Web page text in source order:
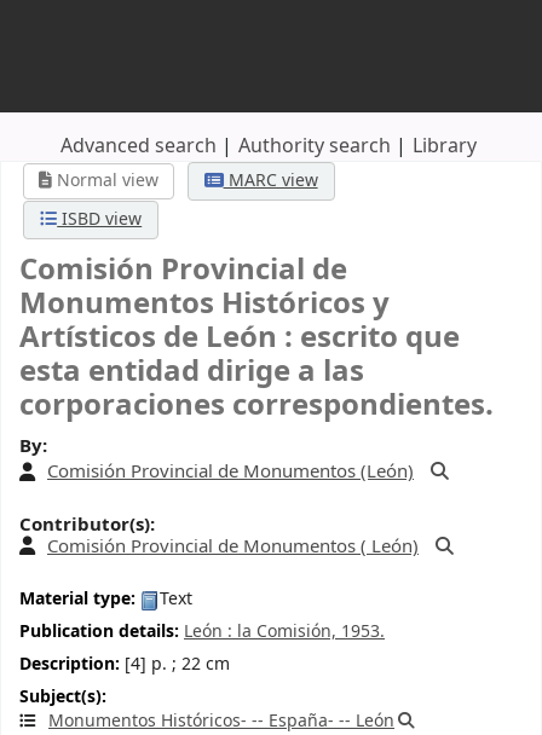
Advanced search Authority search Library
Normal view
MARC view
ISBD view
Comisión Provincial de
Monumentos Históricos y
Artísticos de León : escrito que
esta entidad dirige a las
corporaciones correspondientes.
By:
Comisión Provincial de Monumentos (León)
Contributor(s):
Comisión Provincial de Monumentos ( León)
Material type:
Text
Publication details: León :la Comisión,1953.
Description: [4] p. ; 22 cm
Subject(s):
Monumentos Históricos- -- España- -- León